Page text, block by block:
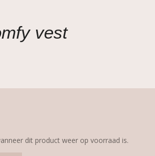
vest
dit product weer op voorraad is.